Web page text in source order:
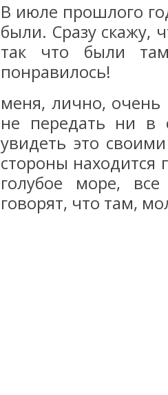
В июле прошлого
были. Сразу скажу,
так что были
понравилось!
меня, лично, очень
не передать ни в
увидеть это
стороны находится
голубое море,
говорят, что там,